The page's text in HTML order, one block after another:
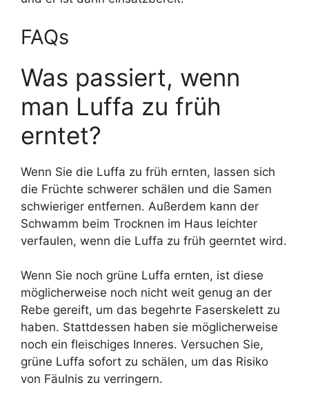
FAQs
Was passiert, wenn
man Luffa zu früh
erntet?
Wenn Sie die Luffa zu früh ernten, lassen sich
die Früchte schwerer schälen und die Samen
schwieriger entfernen. Außerdem kann der
Schwamm beim Trocknen im Haus leichter
verfaulen, wenn die Luffa zu früh geerntet wird.
Wenn Sie noch grüne Luffa ernten, ist diese
möglicherweise noch nicht weit genug an der
Rebe gereift, um das begehrte Faserskelett zu
haben. Stattdessen haben sie möglicherweise
noch ein fleischiges Inneres. Versuchen Sie,
grüne Luffa sofort zu schälen, um das Risiko
von Fäulnis zu verringern.